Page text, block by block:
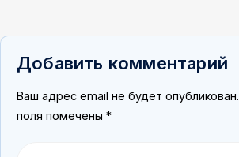
Добавить комментарий
Ваш адрес email не будет опубликован.
поля помечены *